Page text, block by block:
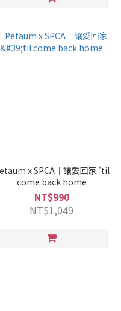
x SPCA｜讓愛回家 'til
come back home
NT$990
NT$1,049